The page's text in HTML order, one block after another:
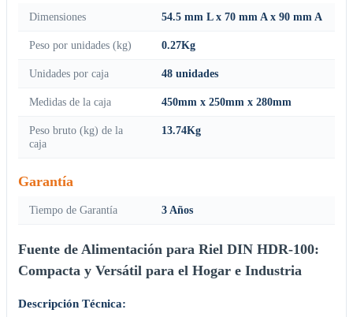
Dimensiones 54.5 mm L x 70 mm A x 90 mm A
Peso por unidades (kg) 0.27Kg
Unidades por caja 48 unidades
Medidas de la caja 450mm x 250mm x 280mm
Peso bruto (kg) de la
caja
13.74Kg
Garantía
Tiempo de Garantía 3 Años
Fuente de Alimentación para Riel DIN HDR-100:
Compacta y Versátil para el Hogar e Industria
Descripción Técnica: